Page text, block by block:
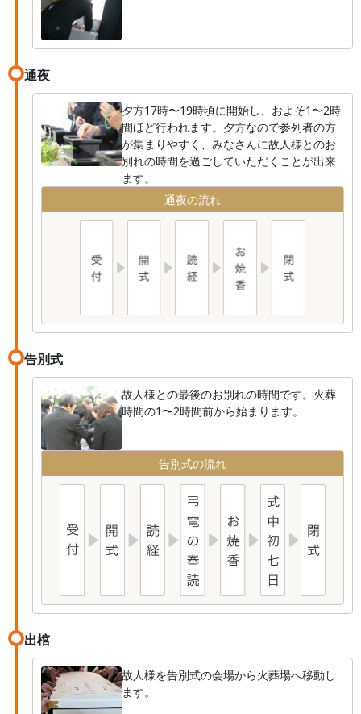
通夜
夕方17時〜19時頃に開始し、およそ1〜2時
間ほど行われます。夕方なので参列者の方
が集まりやすく、みなさんに故人様とのお
別れの時間を過ごしていただくことが出来
ます。
通夜の流れ
告別式
故人様との最後のお別れの時間です。火葬
時間の1〜2時間前から始まります。
告別式の流れ
出棺
故人様を告別式の会場から火葬場へ移動し
ます。